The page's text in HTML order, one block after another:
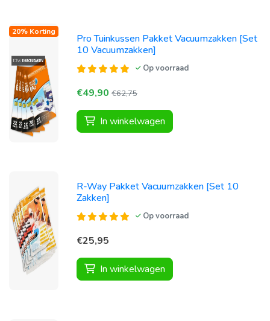
20% Korting
Pro Tuinkussen Pakket Vacuumzakken [Set
10 Vacuumzakken]
Op voorraad
€49,90 €62,75
In winkelwagen
R-Way Pakket Vacuumzakken [Set 10
Zakken]
Op voorraad
€25,95
In winkelwagen